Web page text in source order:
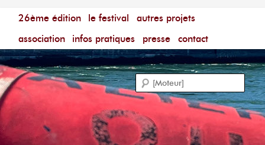
Menu principal
aller au contenu principal
aller au contenu secondaire
26ème édition le festival
autres projets
association
infos pratiques presse contact
Festival du Film Court Francophone – [Un poing c'est